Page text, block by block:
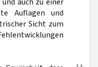
Auflagen und
Sicht zum